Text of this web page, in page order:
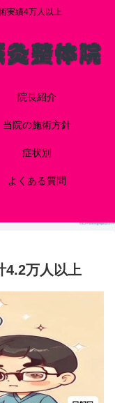
実績4万人以上
院長紹介
当院の施術方針
症状別
よくある質問
4.2万人以上